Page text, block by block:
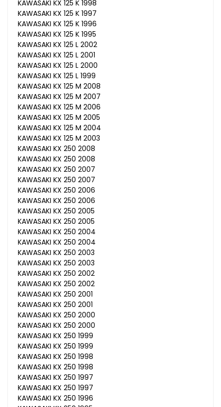
KAWASAKI KX 125 K 1998
KAWASAKI KX 125 K 1997
KAWASAKI KX 125 K 1996
KAWASAKI KX 125 K 1995
KAWASAKI KX 125 L 2002
KAWASAKI KX 125 L 2001
KAWASAKI KX 125 L 2000
KAWASAKI KX 125 L 1999
KAWASAKI KX 125 M 2008
KAWASAKI KX 125 M 2007
KAWASAKI KX 125 M 2006
KAWASAKI KX 125 M 2005
KAWASAKI KX 125 M 2004
KAWASAKI KX 125 M 2003
KAWASAKI KX 250 2008
KAWASAKI KX 250 2008
KAWASAKI KX 250 2007
KAWASAKI KX 250 2007
KAWASAKI KX 250 2006
KAWASAKI KX 250 2006
KAWASAKI KX 250 2005
KAWASAKI KX 250 2005
KAWASAKI KX 250 2004
KAWASAKI KX 250 2004
KAWASAKI KX 250 2003
KAWASAKI KX 250 2003
KAWASAKI KX 250 2002
KAWASAKI KX 250 2002
KAWASAKI KX 250 2001
KAWASAKI KX 250 2001
KAWASAKI KX 250 2000
KAWASAKI KX 250 2000
KAWASAKI KX 250 1999
KAWASAKI KX 250 1999
KAWASAKI KX 250 1998
KAWASAKI KX 250 1998
KAWASAKI KX 250 1997
KAWASAKI KX 250 1997
KAWASAKI KX 250 1996